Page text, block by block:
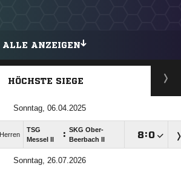
ALLE ANZEIGEN
HÖCHSTE SIEGE
Sonntag, 06.04.2025
Herren
TSG
Messel II
: SKG Ober-
Beerbach II
:
Sonntag, 26.07.2026